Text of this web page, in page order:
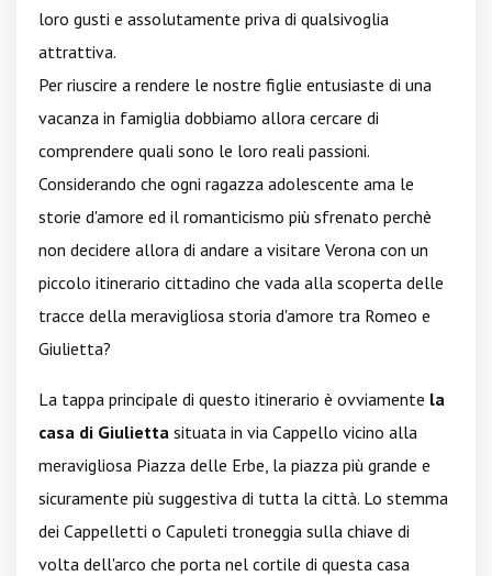
loro gusti e assolutamente priva di qualsivoglia
attrattiva.
Per riuscire a rendere le nostre figlie entusiaste di una
vacanza in famiglia dobbiamo allora cercare di
comprendere quali sono le loro reali passioni.
Considerando che ogni ragazza adolescente ama le
storie d'amore ed il romanticismo più sfrenato perchè
non decidere allora di andare a visitare Verona con un
piccolo itinerario cittadino che vada alla scoperta delle
tracce della meravigliosa storia d'amore tra Romeo e
Giulietta?
La tappa principale di questo itinerario è ovviamente la
casa di Giulietta situata in via Cappello vicino alla
meravigliosa Piazza delle Erbe, la piazza più grande e
sicuramente più suggestiva di tutta la città. Lo stemma
dei Cappelletti o Capuleti troneggia sulla chiave di
volta dell'arco che porta nel cortile di questa casa